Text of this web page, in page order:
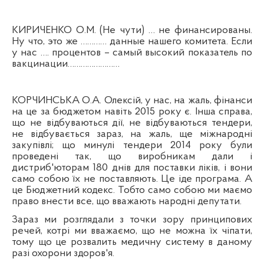
КИРИЧЕНКО О.М.(Не чути) … не финансированы.
Ну что, это же ………… данные нашего комитета. Если
у нас …. процентов – самый высокий показатель по
вакцинации……………………
КОРЧИНСЬКА О.А. Олексій, у нас, на жаль, фінанси
на це за бюджетом навіть 2015 року є. Інша справа,
що не відбуваються дії, не відбуваються тендери,
не відбувається зараз, на жаль, ще міжнародні
закупівлі; що минулі тендери 2014 року
були
проведені так, що виробникам дали і
дистриб'юторам 180 днів для поставки ліків, і вони
само собою їх не поставляють. Це іде програма. А
це Бюджетний кодекс. Тобто само собою ми маємо
право внести все, що вважають народні депутати.
Зараз ми розглядали з точки зору принципових
речей, котрі ми вважаємо, що не можна їх чіпати,
тому що це розвалить медичну систему в даному
разі охорони здоров'я.